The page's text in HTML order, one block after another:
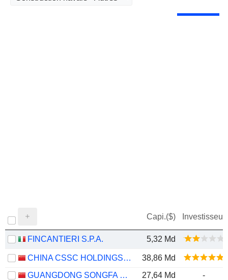
Capi.($) Investisseur
FINCANTIERI S.P.A. 5,32 Md
CHINA CSSC HOLDINGS LIMITED
38,86 Md
GUANGDONG SONGFA CERAMICS CO.,LTD.
27,64 Md
-